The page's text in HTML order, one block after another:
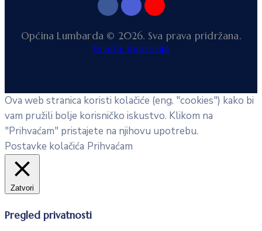
Općina Lumbarda © 2026. Sva prava pridržana.
Izrada: Impresija
Ova web stranica koristi kolačiće (eng. "cookies") kako bi
vam pružili bolje korisničko iskustvo. Klikom na
"Prihvaćam" pristajete na njihovu upotrebu.
Postavke kolačića Prihvaćam
Zatvori
Pregled privatnosti